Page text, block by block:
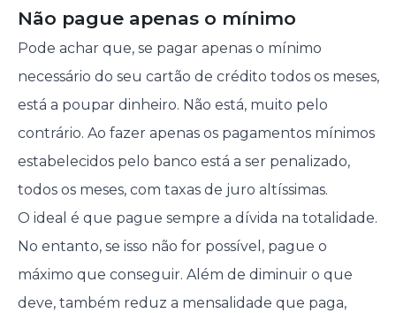
Não pague apenas o mínimo
Pode achar que, se pagar apenas o mínimo
necessário do seu cartão de crédito todos os meses,
está a poupar dinheiro. Não está, muito pelo
contrário. Ao fazer apenas os pagamentos mínimos
estabelecidos pelo banco está a ser penalizado,
todos os meses, com taxas de juro altíssimas.
O ideal é que pague sempre a dívida na totalidade.
No entanto, se isso não for possível, pague o
máximo que conseguir. Além de diminuir o que
deve, também reduz a mensalidade que paga,